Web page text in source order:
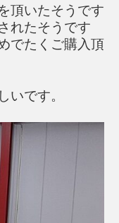
頂いたそうです
れたそうです
でたくご購入頂
です。